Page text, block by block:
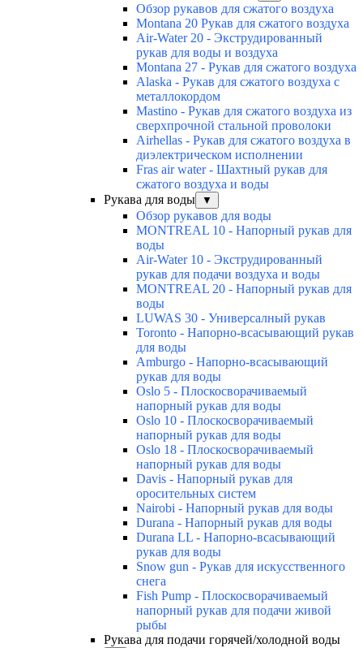
Обзор рукавов для сжатого воздуха
Montana 20 Рукав для сжатого воздуха
Air-Water 20 - Экструдированный
рукав для воды и воздуха
Montana 27 - Рукав для сжатого воздуха
Alaska - Рукав для сжатого воздуха с
металлокордом
Mastino - Рукав для сжатого воздуха из
сверхпрочной стальной проволоки
Airhellas - Рукав для сжатого воздуха в
диэлектрическом исполнении
Fras air water - Шахтный рукав для
сжатого воздуха и воды
Рукава для воды
▼
Обзор рукавов для воды
MONTREAL 10 - Напорный рукав для
воды
Air-Water 10 - Экструдированный
рукав для подачи воздуха и воды
MONTREAL 20 - Напорный рукав для
воды
LUWAS 30 - Универсалный рукав
Toronto - Напорно-всасывающий рукав
для воды
Amburgo - Напорно-всасывающий
рукав для воды
Oslo 5 - Плоскосворачиваемый
напорный рукав для воды
Oslo 10 - Плоскосворачиваемый
напорный рукав для воды
Oslo 18 - Плоскосворачиваемый
напорный рукав для воды
Davis - Напорный рукав для
оросительных систем
Nairobi - Напорный рукав для воды
Durana - Напорный рукав для воды
Durana LL - Напорно-всасывающий
рукав для воды
Snow gun - Рукав для искусственного
снега
Fish Pump - Плоскосворачиваемый
напорный рукав для подачи живой
рыбы
Рукава для подачи горячей/холодной воды